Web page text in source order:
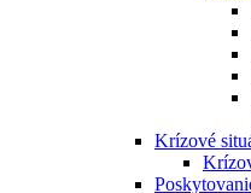
Krízové